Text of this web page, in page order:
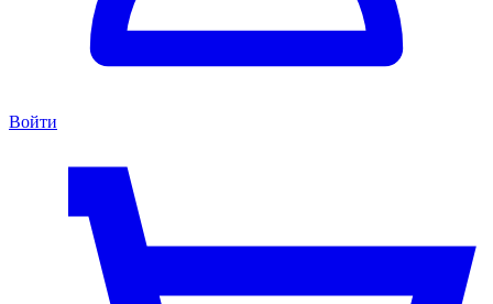
Войти